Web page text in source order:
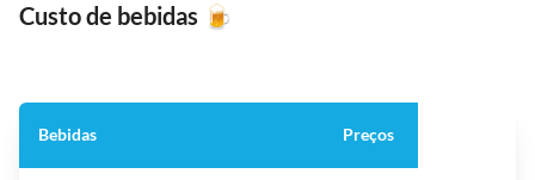
Custo de bebidas 🍺
Bebidas Preços